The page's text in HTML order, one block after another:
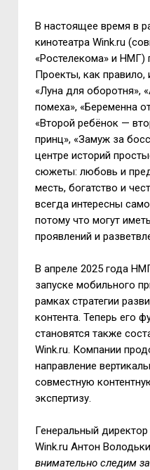
В настоящее время в
кинотеатра Wink.ru
«Ростелекома» и НМГ)
Проекты, как правило,
«Луна для оборотня»,
помеха», «Беременна
«Второй ребёнок —
принц», «Замуж за
центре историй
сюжеты: любовь и
месть, богатство и
всегда интересны
потому что могут
проявлений и
В апреле 2025 года
запуске мобильного
рамках стратегии
контента. Теперь его
становятся также
Wink.ru. Компании
направление
совместную
экспертизу.
Генеральный
Wink.ru Антон
внимательно следим